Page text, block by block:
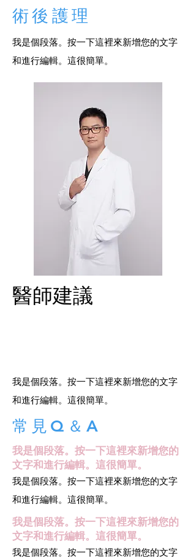
術後護理
我是個段落。按一下這裡來新增您的文字
和進行編輯。這很簡單。
​醫師建議
我是個段落。按一下這裡來新增您的文字
和進行編輯。這很簡單。
常見Q＆A
我是個段落。按一下這裡來新增您的
文字和進行編輯。這很簡單。
我是個段落。按一下這裡來新增您的文字
和進行編輯。這很簡單。
我是個段落。按一下這裡來新增您的
文字和進行編輯。這很簡單。
我是個段落。按一下這裡來新增您的文字